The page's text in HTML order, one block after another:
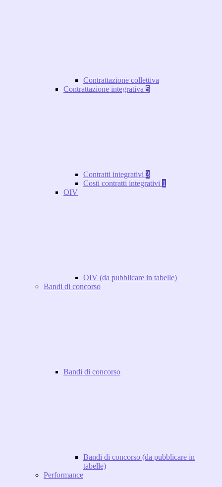
Contrattazione collettiva
Contrattazione integrativa 5
Contratti integrativi 3
Costi contratti integrativi 1
OIV
OIV (da pubblicare in tabelle)
Bandi di concorso
Bandi di concorso
Bandi di concorso (da pubblicare in
tabelle)
Performance